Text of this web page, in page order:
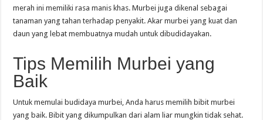
merah ini memiliki rasa manis khas. Murbei juga dikenal sebagai
tanaman yang tahan terhadap penyakit. Akar murbei yang kuat dan
daun yang lebat membuatnya mudah untuk dibudidayakan.
Tips Memilih Murbei yang
Baik
Untuk memulai budidaya murbei, Anda harus memilih bibit murbei
yang baik. Bibit yang dikumpulkan dari alam liar mungkin tidak sehat.